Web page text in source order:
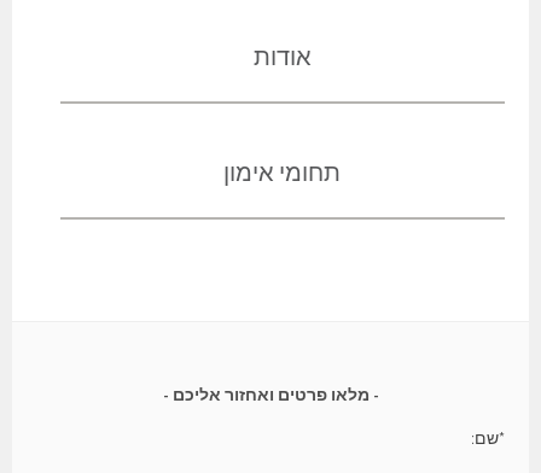
אודות
תחומי אימון
מלאו פרטים ואחזור אליכם
*שם: